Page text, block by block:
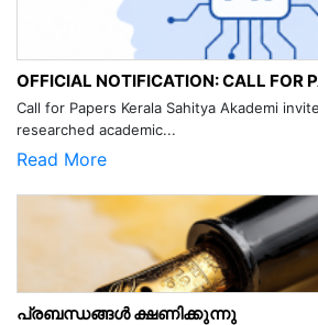
OFFICIAL NOTIFICATION: CALL FOR
Call for Papers Kerala Sahitya Akademi
researched academic...
Read More
പ്രബന്ധങ്ങൾ ക്ഷണിക്കുന്നു